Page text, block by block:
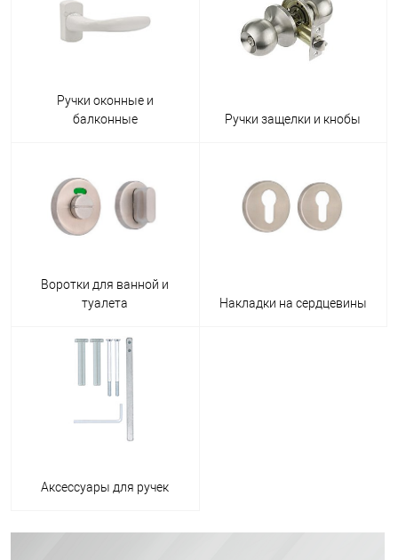
Ручки оконные и
балконные
Ручки защелки и кнобы
Воротки для ванной и
туалета
Накладки на сердцевины
Аксессуары для ручек